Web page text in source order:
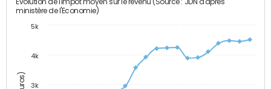
ministère de l'Economie)
3k
4k
5k